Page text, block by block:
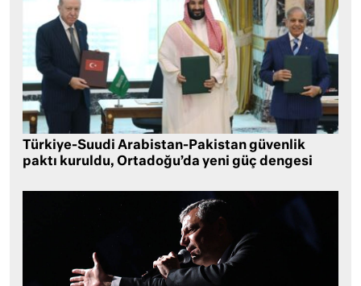
Türkiye-Suudi Arabistan-Pakistan güvenlik
paktı kuruldu, Ortadoğu’da yeni güç dengesi